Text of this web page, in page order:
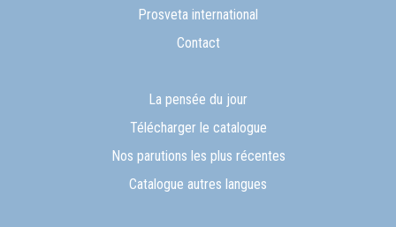
Prosveta international
Contact
La pensée du jour
Télécharger le catalogue
Nos parutions les plus récentes
Catalogue autres langues